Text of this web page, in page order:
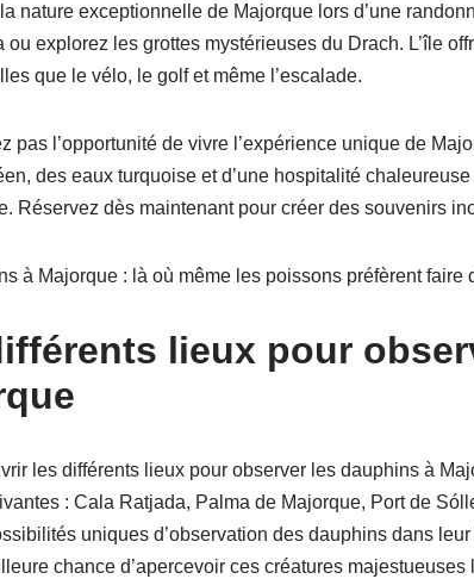
nature exceptionnelle de Majorque lors d’une
ou explorez les grottes mystérieuses du Drach. L’île
que le vélo, le golf et même l’escalade.
pas l’opportunité de vivre l’expérience unique de
des eaux turquoise et d’une hospitalité
Réservez dès maintenant pour créer des souvenirs
à Majorque : là où même les poissons préfèrent
lieux pour
les différents lieux pour observer les dauphins à
: Cala Ratjada, Palma de Majorque, Port de
uniques d’observation des dauphins dans
chance d’apercevoir ces créatures